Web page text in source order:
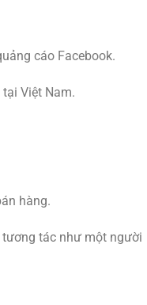
cáo Facebook.
Việt Nam.
hàng.
tác như một người